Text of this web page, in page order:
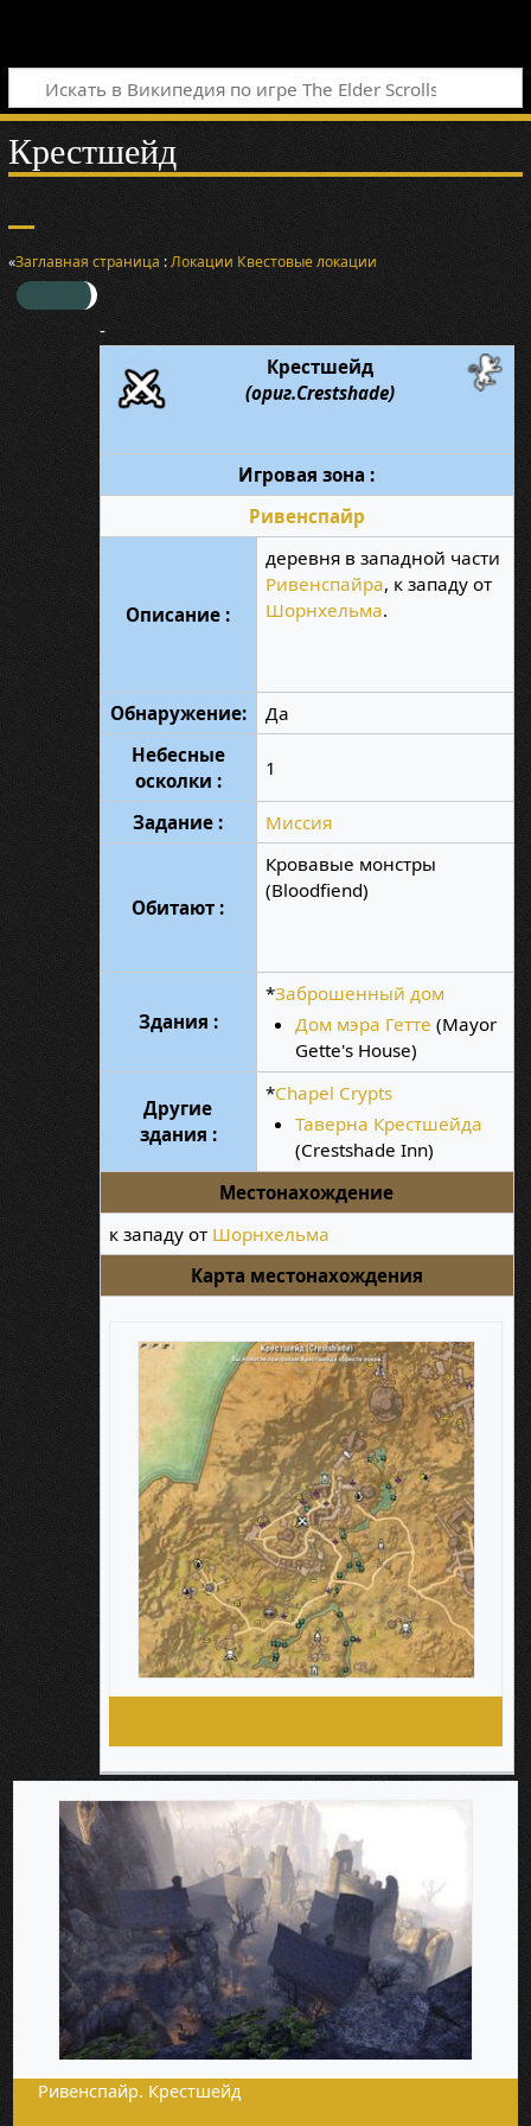
Крестшейд
«Заглавная страница :Локации Квестовые локации
-
Крестшейд
(ориг.Crestshade)
Игровая зона :
Ривенспайр
Описание :
деревня в западной части
Ривенспайра, к западу от
Шорнхельма.
Обнаружение:
Да
Небесные
осколки :
1
Задание : Миссия
Обитают :
Кровавые монстры
(Bloodfiend)
Здания :
*Заброшенный дом
Дом мэра Гетте (Mayor
Gette's House)
Другие
здания :
*Chapel Crypts
Таверна Крестшейда
(Crestshade Inn)
Местонахождение
к западу от Шорнхельма
Карта местонахождения
Ривенспайр. Крестшейд